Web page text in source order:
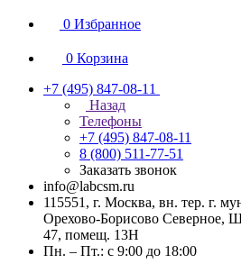
0 Избранное
0 Корзина
+7 (495) 847-08-11
Назад
Телефоны
+7 (495) 847-08-11
8 (800) 511-77-51
Заказать звонок
info@labcsm.ru
115551, г. Москва, вн. тер. г.
Орехово-Борисово Северное,
47, помещ. 13Н
Пн. – Пт.: с 9:00 до 18:00